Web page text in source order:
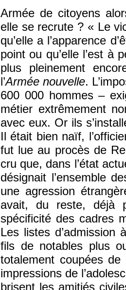
Armée de citoyens
elle se recrute ? « Le
qu’elle a l’apparence
point ou qu’elle l’est à
plus pleinement
l’Armée nouvelle.
600 000 hommes –
métier extrêmement
avec eux. Or ils
Il était bien naïf,
fut lue au procès de
cru que, dans l’état
désignait l’ensemble
une agression
avait, du reste, déjà
spécificité des cadres
Les listes d’admission
fils de notables plus
totalement coupées
impressions de
brisent les amitiés